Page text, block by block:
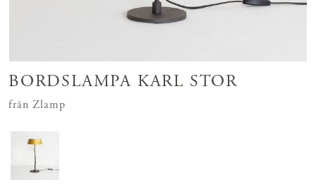
BORDSLAMPA KARL STOR
från Zlamp